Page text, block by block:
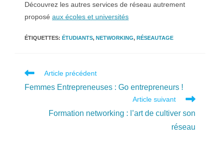
Découvrez les autres services de réseau autrement
proposé aux écoles et universités
ÉTIQUETTES: ÉTUDIANTS, NETWORKING, RÉSEAUTAGE
Read
articles
Article précédent
Femmes Entrepreneuses : Go entrepreneurs !
Article suivant
Formation networking : l’art de cultiver son
réseau